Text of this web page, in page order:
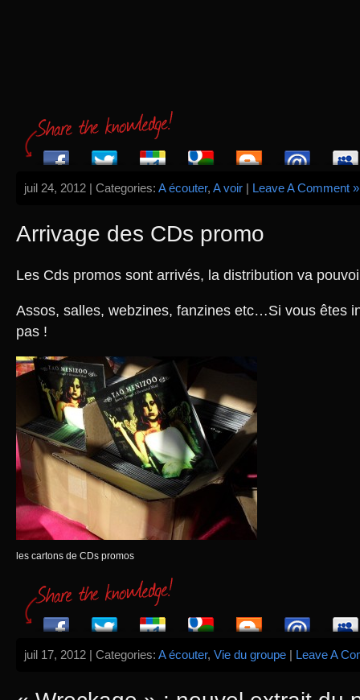
juil 24, 2012 | Categories: A écouter, A voir Leave A Comment »
Arrivage des CDs promo
Les Cds promos sont arrivés, la distribution va
Assos, salles, webzines, fanzines etc…Si vous êtes
pas !
les cartons de CDs promos
juil 17, 2012 | Categories: A écouter, Vie du groupe Leave A